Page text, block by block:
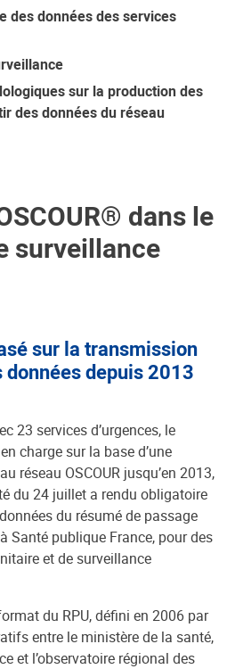
des données du réseau
dans le
surveillance
sur la transmission
depuis 2013
23 services d’urgences, le
charge sur la base d’une
réseau OSCOUR jusqu’en 2013,
du 24 juillet a rendu obligatoire
du résumé de passage
Santé publique France, pour des
et de surveillance
du RPU, défini en 2006 par
entre le ministère de la santé,
et l’observatoire régional des